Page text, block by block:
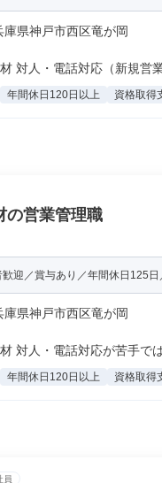
県神戸市西区竜が岡
対人・電話対応（新規営
年間休日120日以上 資格取得
の営業管理職
迎／賞与あり／年間休日125日
県神戸市西区竜が岡
対人・電話対応が苦手で
年間休日120日以上 資格取得
員